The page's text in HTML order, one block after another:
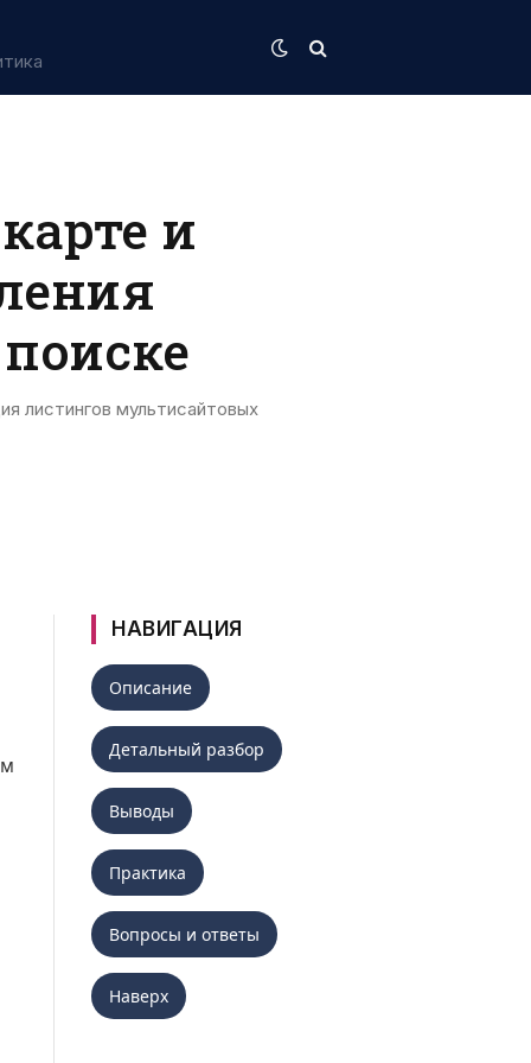
и
листингов мультисайтовых
НАВИГАЦИЯ
Описание
Детальный разбор
Выводы
Практика
Вопросы и ответы
Наверх